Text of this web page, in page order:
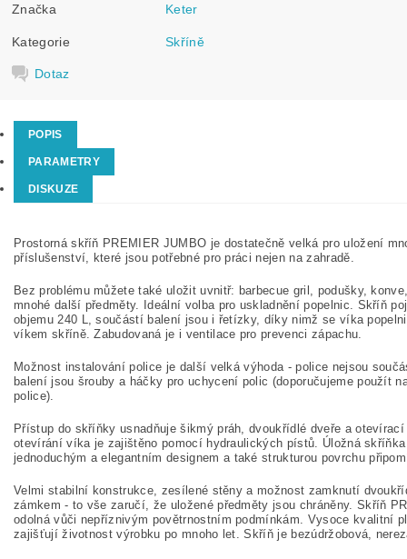
Značka Keter
Kategorie Skříně
Dotaz
POPIS
PARAMETRY
DISKUZE
Prostorná skříň PREMIER JUMBO je dostatečně velká pro uložení
příslušenství, které jsou potřebné pro práci nejen na zahradě.
Bez problému můžete také uložit uvnitř: barbecue gril, podušky,
mnohé další předměty. Ideální volba pro uskladnění popelnic. Skříň
objemu 240 L, součástí balení jsou i řetízky, díky nimž se víka
víkem skříně. Zabudovaná je i ventilace pro prevenci zápachu.
Možnost instalování police je další velká výhoda - police nejsou
balení jsou šrouby a háčky pro uchycení polic (doporučujeme použít
police).
Přístup do skříňky usnadňuje šikmý práh, dvoukřídlé dveře a
otevírání víka je zajištěno pomocí hydraulických pístů. Úložná
jednoduchým a elegantním designem a také strukturou povrchu
Velmi stabilní konstrukce, zesílené stěny a možnost zamknutí
zámkem - to vše zaručí, že uložené předměty jsou chráněny. Skříň
odolná vůči nepříznivým povětrnostním podmínkám. Vysoce kvalitní
zajišťují životnost výrobku po mnoho let. Skříň je bezúdržobová,